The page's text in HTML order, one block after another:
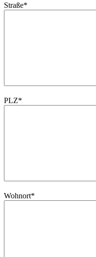
Straße*
PLZ*
Wohnort*